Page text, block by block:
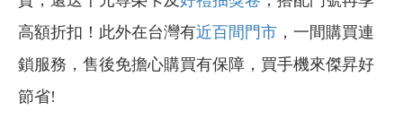
高額折扣！此外在台灣有近百間門市 ，一間購買連
鎖服務，售後免擔心購買有保障，買手機來傑昇好
節省!